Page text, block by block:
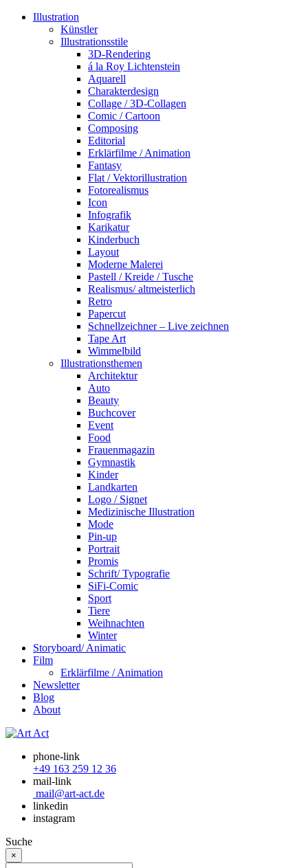
Illustration
Künstler
Illustrationsstile
3D-Rendering
á la Roy Lichtenstein
Aquarell
Charakterdesign
Collage / 3D-Collagen
Comic / Cartoon
Composing
Editorial
Erklärfilme / Animation
Fantasy
Flat / Vektorillustration
Fotorealismus
Icon
Infografik
Karikatur
Kinderbuch
Layout
Moderne Malerei
Pastell / Kreide / Tusche
Realismus/ altmeisterlich
Retro
Papercut
Schnellzeichner – Live zeichnen
Tape Art
Wimmelbild
Illustrationsthemen
Architektur
Auto
Beauty
Buchcover
Event
Food
Frauenmagazin
Gymnastik
Kinder
Landkarten
Logo / Signet
Medizinische Illustration
Mode
Pin-up
Portrait
Promis
Schrift/ Typografie
SiFi-Comic
Sport
Tiere
Weihnachten
Winter
Storyboard/ Animatic
Film
Erklärfilme / Animation
Newsletter
Blog
About
phone-link
+49 163 259 12 36
mail-link
mail@art-act.de
linkedin
instagram
Suche
×